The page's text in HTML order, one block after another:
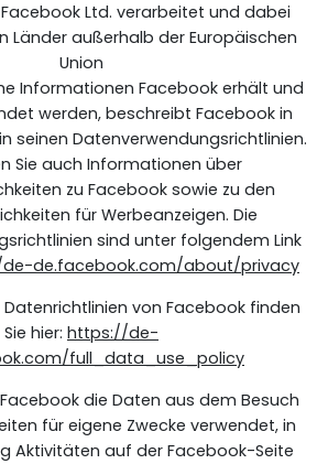
Ltd. verarbeitet und dabei
Länder außerhalb der Europäischen
Union
Informationen Facebook erhält und
werden, beschreibt Facebook in
seinen Datenverwendungsrichtlinien.
Sie auch Informationen über
zu Facebook sowie zu den
für Werbeanzeigen. Die
sind unter folgendem Link
de.facebook.com/about/privacy
von Facebook finden
Sie hier: https://de-
full_data_use_policy
die Daten aus dem Besuch
für eigene Zwecke verwendet, in
Aktivitäten auf der Facebook-Seite